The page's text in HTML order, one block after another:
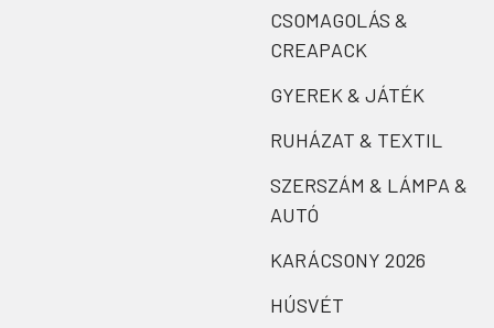
CSOMAGOLÁS &
CREAPACK
GYEREK & JÁTÉK
RUHÁZAT & TEXTIL
SZERSZÁM & LÁMPA &
AUTÓ
KARÁCSONY 2026
HÚSVÉT